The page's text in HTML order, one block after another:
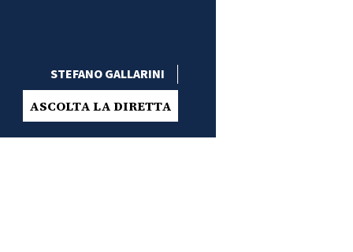
STEFANO GALLARINI
ASCOLTA LA DIRETTA